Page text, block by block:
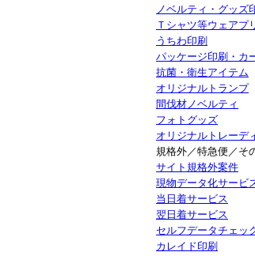
ノベルティ・グッズ
Ｔシャツ等ウェアプ
うちわ印刷
パッケージ印刷・カ
抗菌・衛生アイテム
オリジナルトランプ
間伐材ノベルティ
フォトグッズ
オリジナルトレーデ
規格外／特急便／そ
サイト規格外案件
現物データ化サービ
当日着サービス
翌日着サービス
セルフデータチェッ
カレイド印刷